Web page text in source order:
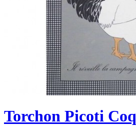
Torchon Picoti Coq